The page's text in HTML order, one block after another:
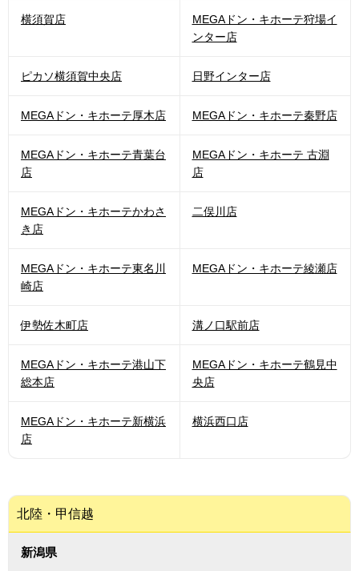
横須賀店
MEGAドン・キホーテ狩場イ
ンター店
ピカソ横須賀中央店 日野インター店
MEGAドン・キホーテ厚木店 MEGAドン・キホーテ秦野店
MEGAドン・キホーテ青葉台
店
MEGAドン・キホーテ 古淵
店
MEGAドン・キホーテかわさ
き店
二俣川店
MEGAドン・キホーテ東名川
崎店
MEGAドン・キホーテ綾瀬店
伊勢佐木町店 溝ノ口駅前店
MEGAドン・キホーテ港山下
総本店
MEGAドン・キホーテ鶴見中
央店
MEGAドン・キホーテ新横浜
店
横浜西口店
北陸・甲信越
新潟県